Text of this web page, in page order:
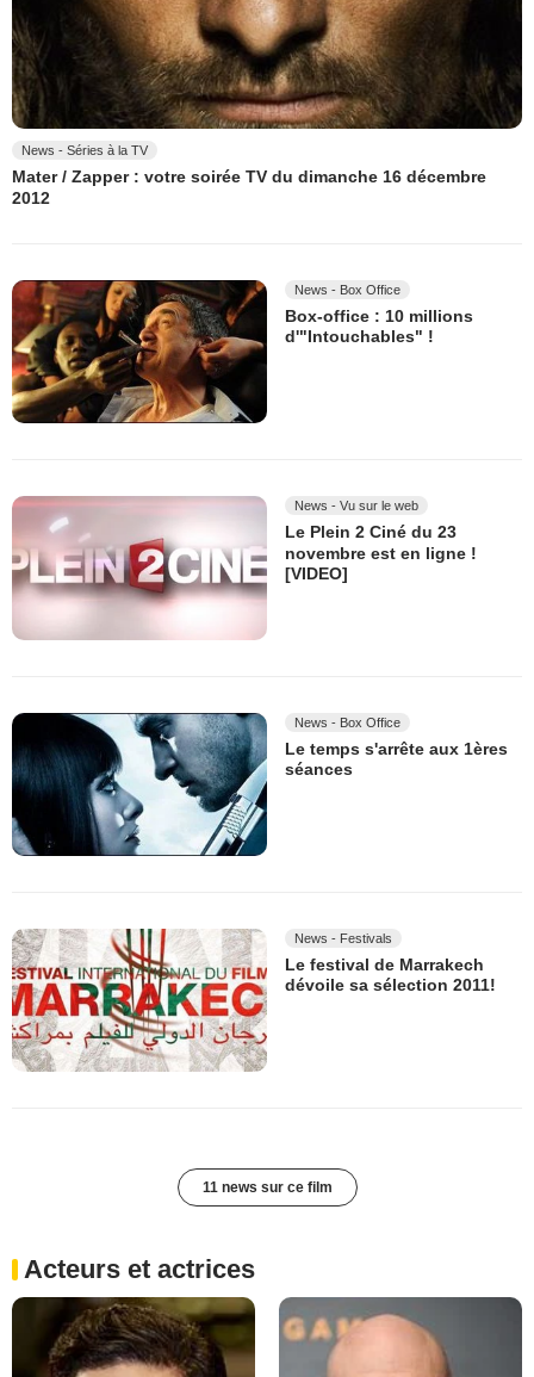
News - Séries à la TV
Mater / Zapper : votre soirée TV du dimanche 16 décembre
2012
News - Box Office
Box-office : 10 millions
d'"Intouchables" !
News - Vu sur le web
Le Plein 2 Ciné du 23
novembre est en ligne !
[VIDEO]
News - Box Office
Le temps s'arrête aux 1ères
séances
News - Festivals
Le festival de Marrakech
dévoile sa sélection 2011!
11 news sur ce film
Acteurs et actrices